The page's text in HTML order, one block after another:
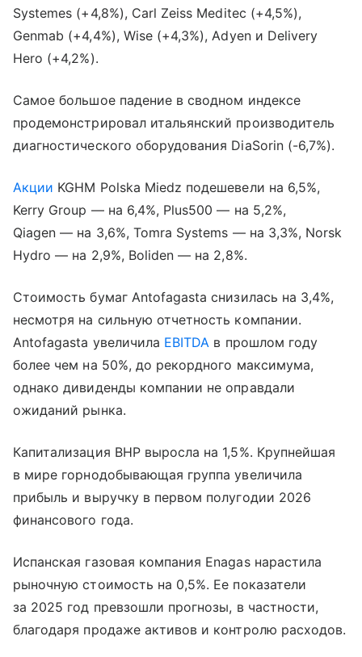
Systemes (+4,8%), Carl Zeiss Meditec (+4,5%),
Genmab (+4,4%), Wise (+4,3%), Adyen и Delivery
Hero (+4,2%).
Самое большое падение в сводном индексе
продемонстрировал итальянский производитель
диагностического оборудования DiaSorin (-6,7%).
Акции KGHM Polska Miedz подешевели на 6,5%,
Kerry Group — на 6,4%, Plus500 — на 5,2%,
Qiagen — на 3,6%, Tomra Systems — на 3,3%, Norsk
Hydro — на 2,9%, Boliden — на 2,8%.
Стоимость бумаг Antofagasta снизилась на 3,4%,
несмотря на сильную отчетность компании.
Antofagasta увеличила EBITDA в прошлом году
более чем на 50%, до рекордного максимума,
однако дивиденды компании не оправдали
ожиданий рынка.
Капитализация BHP выросла на 1,5%. Крупнейшая
в мире горнодобывающая группа увеличила
прибыль и выручку в первом полугодии 2026
финансового года.
Испанская газовая компания Enagas нарастила
рыночную стоимость на 0,5%. Ее показатели
за 2025 год превзошли прогнозы, в частности,
благодаря продаже активов и контролю расходов.